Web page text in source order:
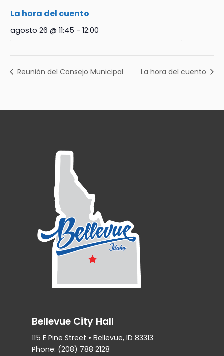
La hora del cuento
agosto 26 @ 11:45 - 12:00
Reunión del Consejo Municipal La hora del cuento
Bellevue City Hall
115 E Pine Street • Bellevue, ID 83313
Phone: (208) 788 2128